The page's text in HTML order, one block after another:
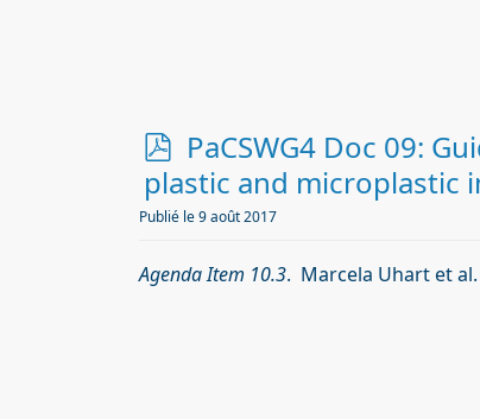
p
d
f
PaCSWG4 Doc 09:
plastic and microplastic
Publié le 9 août 2017
Agenda Item 10.3. Marcela Uhart et al.